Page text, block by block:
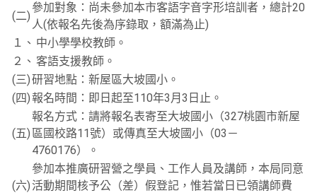
(二)
參加對象：尚未參加本市客語字音字形培訓者，總計20
人(依報名先後為序錄取，額滿為止)
１、 中小學學校教師。
２、 客語支援教師。
(三)研習地點：新屋區大坡國小。
(四)報名時間：即日起至110年3月3日止。
(五)
報名方式：請將報名表寄至大坡國小（327桃園市新屋
區國校路11號）或傳真至大坡國小（03－
4760176）。
(六)
參加本推廣研習營之學員、工作人員及講師，本局同意
活動期間核予公（差）假登記，惟若當日已領講師費